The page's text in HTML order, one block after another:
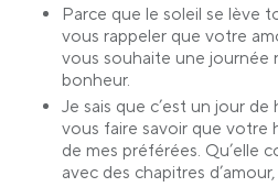
Parce que le soleil se lève
vous rappeler que votre
vous souhaite une journée
bonheur.
Je sais que c’est un jour de
vous faire savoir que votre
de mes préférées. Qu’elle
avec des chapitres